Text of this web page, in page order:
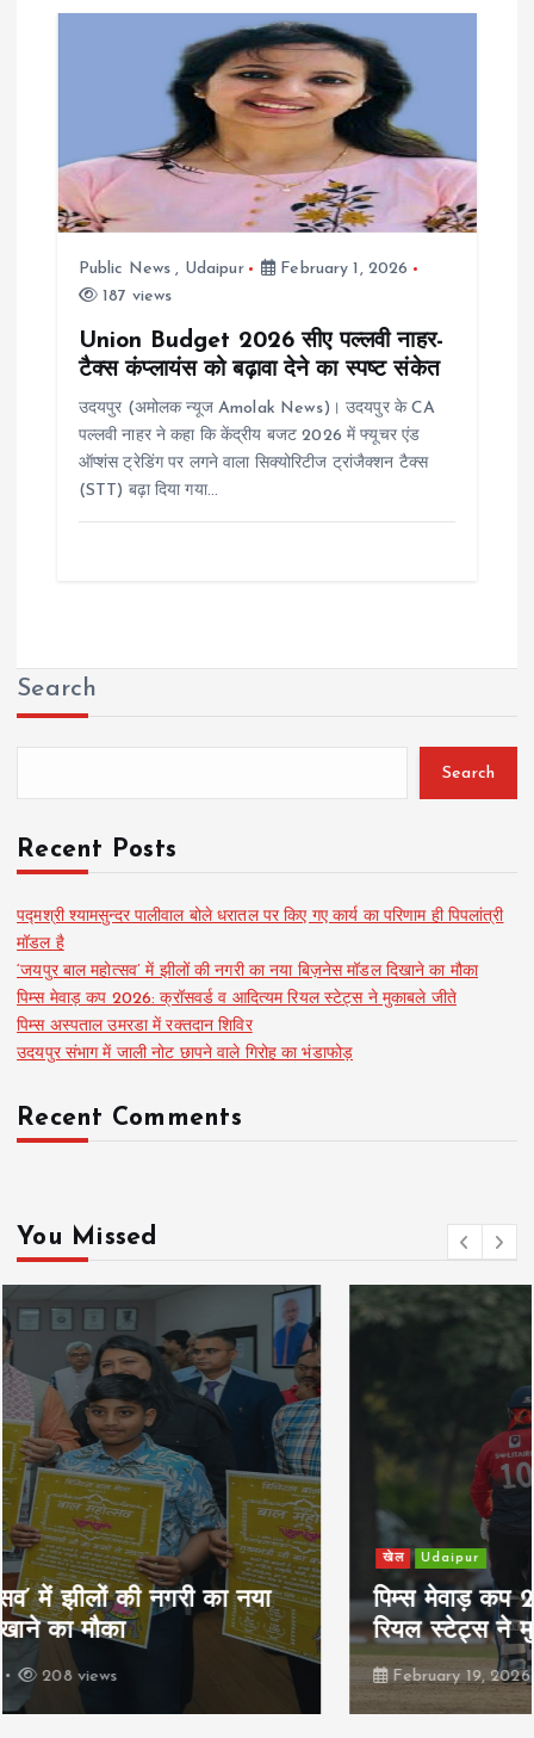
Public News , Udaipur
February 1, 2026
187 views
Union Budget 2026 सीए पल्लवी नाहर-
टैक्स कंप्लायंस को बढ़ावा देने का स्पष्ट संकेत
उदयपुर (अमोलक न्यूज Amolak News)। उदयपुर के CA
पल्लवी नाहर ने कहा कि केंद्रीय बजट 2026 में फ्यूचर एंड
ऑप्शंस ट्रेडिंग पर लगने वाला सिक्योरिटीज ट्रांजैक्शन टैक्स
(STT) बढ़ा दिया गया…
Search
Search
Recent Posts
पद्मश्री श्यामसुन्दर पालीवाल बोले धरातल पर किए गए कार्य का परिणाम ही पिपलांत्री
मॉडल है
‘जयपुर बाल महोत्सव’ में झीलों की नगरी का नया बिज़नेस मॉडल दिखाने का मौका
पिम्स मेवाड़ कप 2026: क्रॉसवर्ड व आदित्यम रियल स्टेट्स ने मुकाबले जीते
पिम्स अस्पताल उमरडा में रक्तदान शिविर
उदयपुर संभाग में जाली नोट छापने वाले गिरोह का भंडाफोड़
Recent Comments
You Missed
खेल Udaipur
पिम्स मेवाड़ कप 2026: क्रॉसवर्ड व आदित्यम
रियल स्टेट्स ने मुकाबले जीते
February 19, 2026